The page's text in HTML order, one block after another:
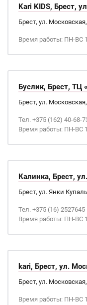
Kari KIDS, Брест,
Брест, ул.
Время работы: ПН-ВС
Буслик, Брест, ТЦ
Брест, ул.
Тел. +375 (162) 40-68-
Время работы: ПН-ВС
Калинка, Брест,
Брест, ул. Янки
Тел. +375 (16) 2527645
Время работы: ПН-ВС
kari, Брест, ул.
Брест, ул.
Время работы: ПН-ВС